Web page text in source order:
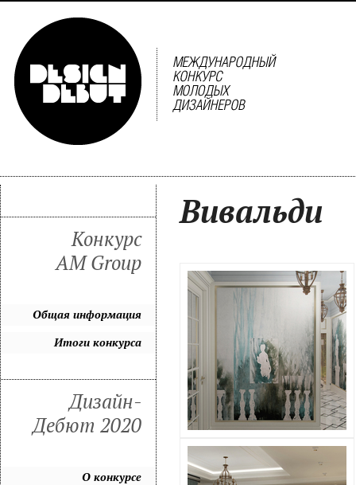
Вивальди
Конкурс
AM Group
Общая информация
Итоги конкурса
Дизайн-
Дебют 2020
О конкурсе